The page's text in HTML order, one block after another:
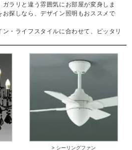
ラリと違う雰囲気にお部屋が変身しま
探しなら、デザイン照明もおススメで
・ライフスタイルに合わせて、ピッタリ
> シーリングファン